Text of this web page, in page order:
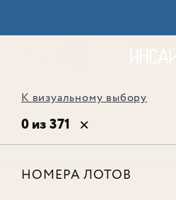
К визуальному выбору
0 из 371
НОМЕРА ЛОТОВ